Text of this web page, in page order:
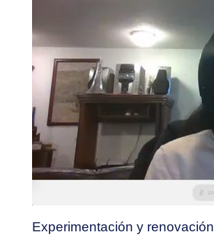
Experimentación y renovación